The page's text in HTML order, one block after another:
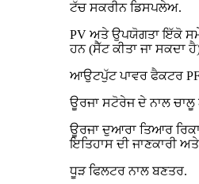
ਟੱਚ ਸਕਰੀਨ ਡਿਸਪਲੇਅ.
PV ਅਤੇ ਉਪਯੋਗਤਾ ਇੱਕੋ
ਹਨ (ਸੈੱਟ ਕੀਤਾ ਜਾ ਸਕਦਾ
ਆਉਟਪੁੱਟ ਪਾਵਰ ਫੈਕਟਰ
ਊਰਜਾ ਸਟੋਰੇਜ ਦੇ ਨਾਲ
ਊਰਜਾ ਦੁਆਰਾ ਤਿਆਰ
ਇਤਿਹਾਸ ਦੀ ਜਾਣਕਾਰੀ
ਧੂੜ ਫਿਲਟਰ ਨਾਲ ਬਣਤਰ.